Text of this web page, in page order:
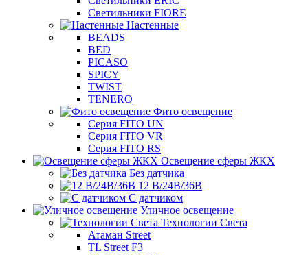
Светильники FIORE
Настенные
BEADS
BED
PICASO
SPICY
TWIST
TENERO
Фито освещение
Серия FITO UN
Серия FITO VR
Серия FITO RS
Освещение сферы ЖКХ
Без датчика
12 В/24В/36В
С датчиком
Уличное освещение
Технологии Света
Атаман Street
TL Street F3